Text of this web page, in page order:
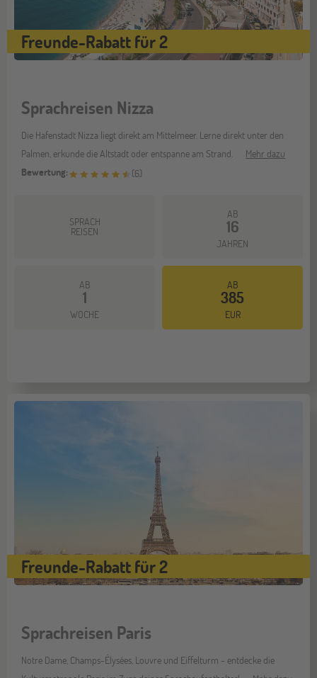
Freunde-Rabatt für 2
Sprachreisen Nizza
Die Hafenstadt Nizza liegt direkt am Mittelmeer. Lerne direkt unter den
Palmen, erkunde die Altstadt oder entspanne am Strand.
Mehr dazu
Bewertung:
(6)
SPRACH
REISEN
AB
16
JAHREN
AB
1
WOCHE
AB
385
EUR
Freunde-Rabatt für 2
Sprachreisen Paris
Notre Dame, Champs-Élysées, Louvre und Eiffelturm - entdecke die